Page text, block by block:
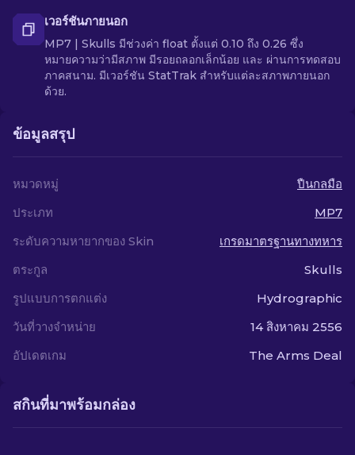
เวอร์ชันภายนอก
MP7 | Skulls มีช่วงค่า float ตั้งแต่ 0.10 ถึง 0.26 ซึ่ง
หมายความว่ามีสภาพ มีรอยถลอกเล็กน้อย และ ผ่านการทดสอบ
ภาคสนาม. มีเวอร์ชัน StatTrak สำหรับแต่ละสภาพภายนอก
ด้วย.
ข้อมูลสรุป
หมวดหมู่
ปืนกลมือ
ประเภท
MP7
ระดับความหายากของ Skin
เกรดมาตรฐานทางทหาร
ตระกูล
Skulls
รูปแบบการตกแต่ง
Hydrographic
วันที่วางจำหน่าย
14 สิงหาคม 2556
อัปเดตเกม
The Arms Deal
สกินที่มาพร้อมกล่อง